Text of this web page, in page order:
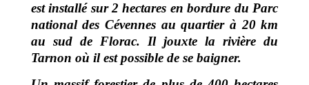
est installé sur 2 hectares en bordure du Parc
national des Cévennes au quartier à 20 km
au sud de Florac. Il jouxte la rivière du
Tarnon où il est possible de se baigner.